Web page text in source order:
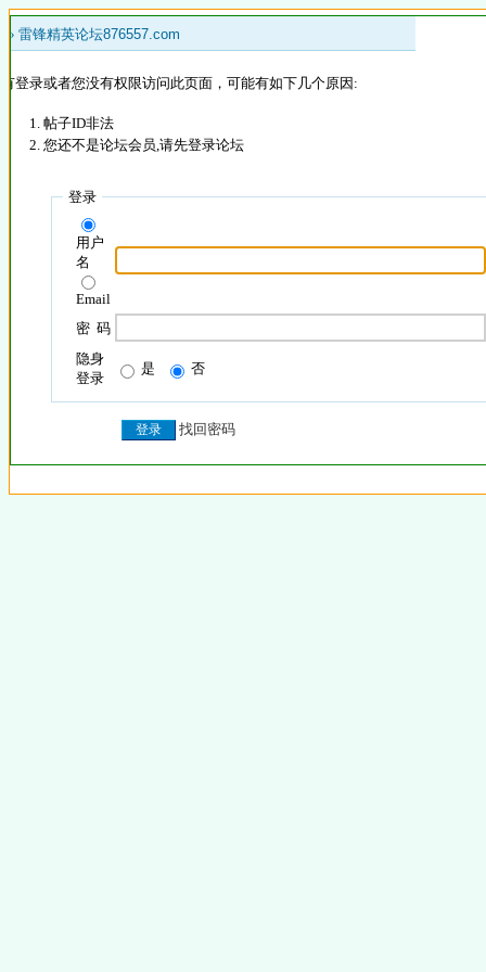
» 雷锋精英论坛876557.com
登录或者您没有权限访问此页面，可能有如下几个原因:
帖子ID非法
您还不是论坛会员,请先登录论坛
登录
用户
名
Email
密 码
隐身
登录
是 否
找回密码